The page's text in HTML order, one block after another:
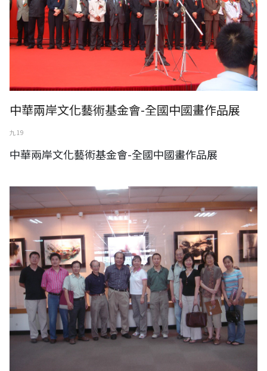
中華兩岸文化藝術基金會-全國中國畫作品展
九 19
中華兩岸文化藝術基金會-全國中國畫作品展
楊門藝術中心台灣苗栗文化交流